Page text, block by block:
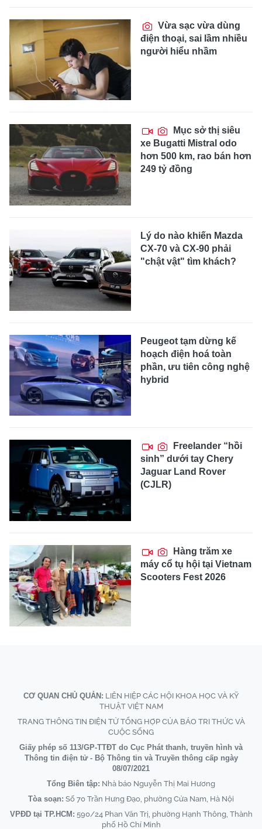
Vừa sạc vừa dùng
điện thoại, sai lầm nhiều
người hiểu nhầm
Mục sở thị siêu
xe Bugatti Mistral odo
hơn 500 km, rao bán hơn
249 tỷ đồng
Lý do nào khiến Mazda
CX-70 và CX-90 phải
"chật vật" tìm khách?
Peugeot tạm dừng kế
hoạch điện hoá toàn
phần, ưu tiên công nghệ
hybrid
Freelander “hồi
sinh” dưới tay Chery
Jaguar Land Rover
(CJLR)
Hàng trăm xe
máy cổ tụ hội tại Vietnam
Scooters Fest 2026
CƠ QUAN CHỦ QUẢN: LIÊN HIỆP CÁC HỘI KHOA HỌC VÀ KỸ
THUẬT VIỆT NAM
TRANG THÔNG TIN ĐIỆN TỬ TỔNG HỢP CỦA BÁO TRI THỨC VÀ
CUỘC SỐNG
Giấy phép số 113/GP-TTĐT do Cục Phát thanh, truyền hình và
Thông tin điện tử - Bộ Thông tin và Truyền thông cấp ngày
08/07/2021
Tổng Biên tập: Nhà báo Nguyễn Thị Mai Hương
Tòa soạn: Số 70 Trần Hưng Đạo, phường Cửa Nam, Hà Nội
VPĐD tại TP.HCM: 590/24 Phan Văn Trị, phường Hạnh Thông, Thành
phố Hồ Chí Minh